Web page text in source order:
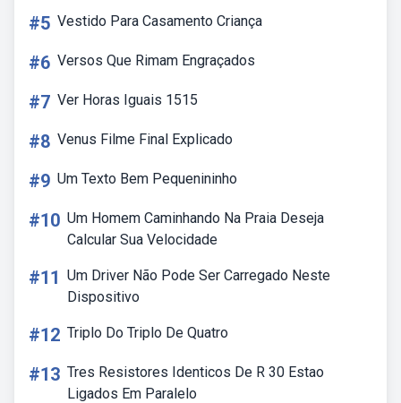
#5 Vestido Para Casamento Criança
#6 Versos Que Rimam Engraçados
#7 Ver Horas Iguais 1515
#8 Venus Filme Final Explicado
#9 Um Texto Bem Pequenininho
#10 Um Homem Caminhando Na Praia Deseja
Calcular Sua Velocidade
#11 Um Driver Não Pode Ser Carregado Neste
Dispositivo
#12 Triplo Do Triplo De Quatro
#13 Tres Resistores Identicos De R 30 Estao
Ligados Em Paralelo